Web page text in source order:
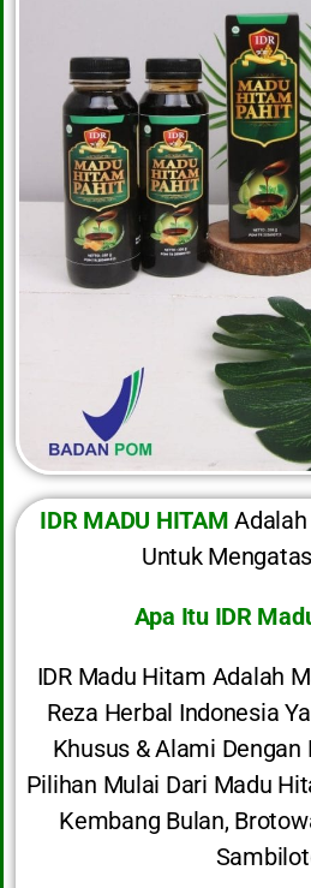
IDR MADU HITAM
Untuk
Apa Itu IDR
IDR Madu Hitam Adalah
Reza Herbal Indonesia
Khusus & Alami
Pilihan Mulai Dari Madu
Kembang Bulan,